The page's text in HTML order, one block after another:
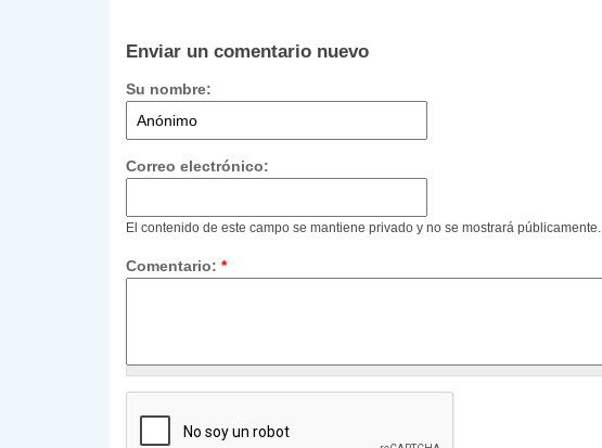
Enviar un comentario nuevo
Su nombre:
Correo electrónico:
El contenido de este campo se mantiene privado y no se mostrará públicamente.
Comentario: *